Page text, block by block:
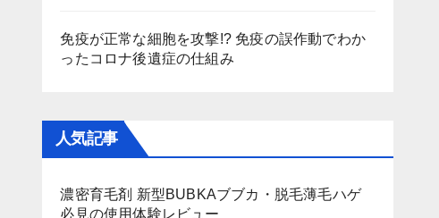
免疫が正常な細胞を攻撃!? 免疫の誤作動でわか
ったコロナ後遺症の仕組み
人気記事
濃密育毛剤 新型BUBKAブブカ・脱毛薄毛ハゲ
必見の使用体験レビュー